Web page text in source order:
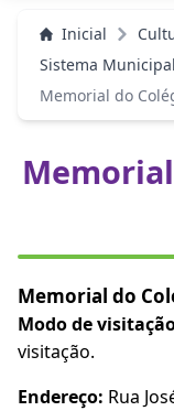
Inicial
Sistema
Memorial do
Memorial do
Modo de
visitação.
Endereço: Rua